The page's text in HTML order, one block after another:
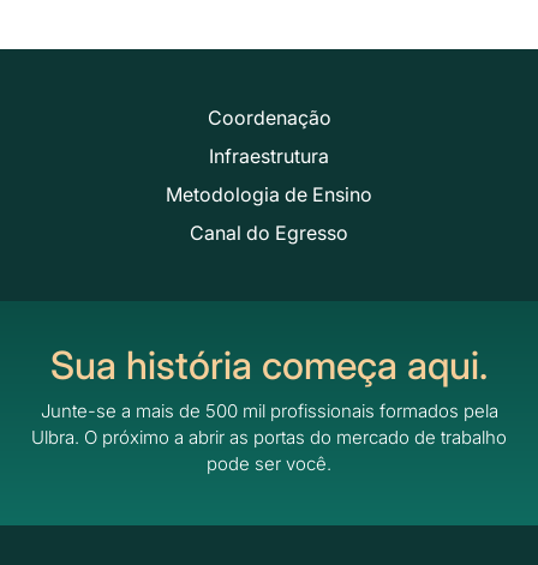
Coordenação
Infraestrutura
Metodologia de Ensino
Canal do Egresso
Sua história começa aqui.
Junte-se a mais de 500 mil profissionais formados pela
Ulbra. O próximo a abrir as portas do mercado de trabalho
pode ser você.